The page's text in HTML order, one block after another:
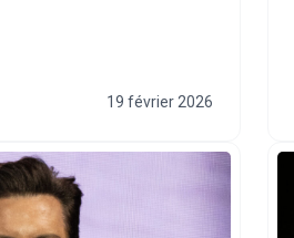
19 février 2026